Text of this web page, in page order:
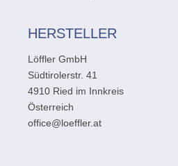
HERSTELLER
Löffler GmbH
Südtirolerstr. 41
4910 Ried im Innkreis
Österreich
office@loeffler.at